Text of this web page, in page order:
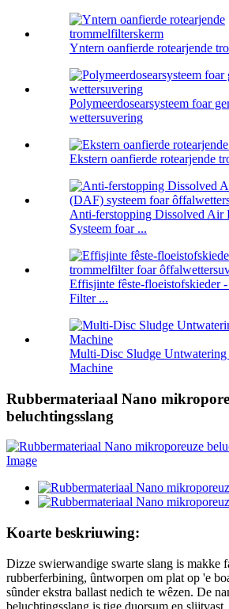
Yntern oanfierde rotearjende
Polymeerdosearsysteem foar
wettersuvering
Ekstern oanfierde rotearjende
Anti-ferstopping Dissolved Air
Systeem foar ...
Effisjinte fêste-floeistofskieder
Filter ...
Multi-Disc Sludge Untwatering
Machine
Rubbermateriaal Nano
beluchtingsslang
Koarte beskriuwing:
Dizze swierwandige swarte slang is makke
rubberferbining, ûntworpen om plat op 'e
sûnder ekstra ballast nedich te wêzen. De
beluchtingsslang is tige duorsum en